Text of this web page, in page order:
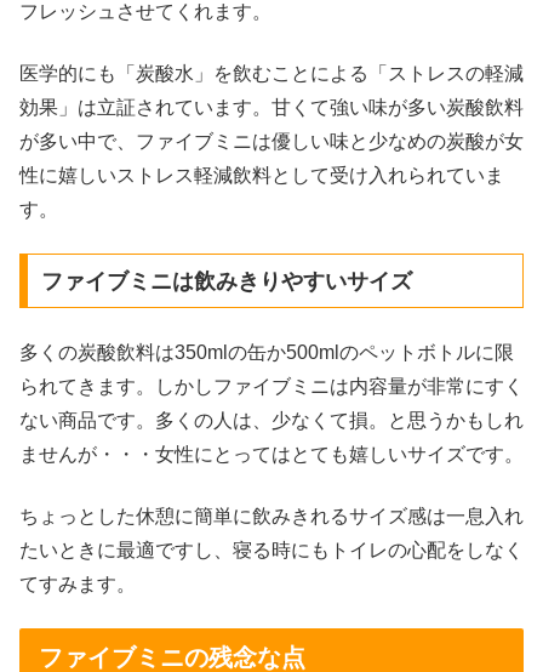
フレッシュさせてくれます。
医学的にも「炭酸水」を飲むことによる「ストレスの軽減
効果」は立証されています。甘くて強い味が多い炭酸飲料
が多い中で、ファイブミニは優しい味と少なめの炭酸が女
性に嬉しいストレス軽減飲料として受け入れられていま
す。
ファイブミニは飲みきりやすいサイズ
多くの炭酸飲料は350mlの缶か500mlのペットボトルに限
られてきます。しかしファイブミニは内容量が非常にすく
ない商品です。多くの人は、少なくて損。と思うかもしれ
ませんが・・・女性にとってはとても嬉しいサイズです。
ちょっとした休憩に簡単に飲みきれるサイズ感は一息入れ
たいときに最適ですし、寝る時にもトイレの心配をしなく
てすみます。
ファイブミニの残念な点